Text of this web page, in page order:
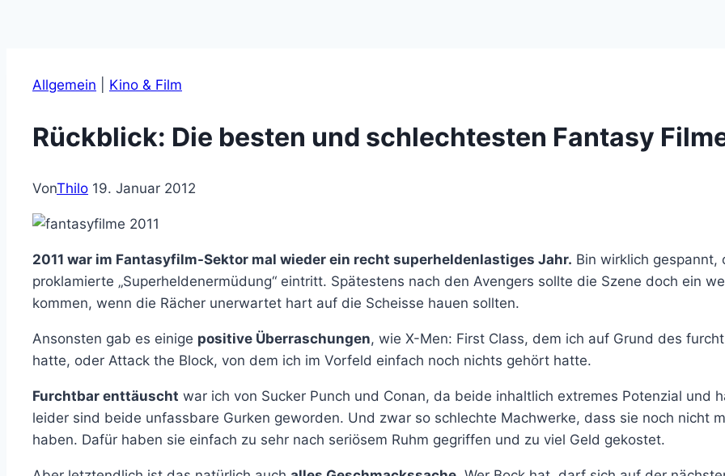
Allgemein Kino & Film
Rückblick: Die besten und schlechtesten Fantasy
VonThilo 19. Januar 2012
2011 war im Fantasyfilm-Sektor mal wieder ein recht superheldenlastiges Jahr. Bin wirklich
proklamierte „Superheldenermüdung“ eintritt. Spätestens nach den Avengers sollte die Szene doch ein
kommen, wenn die Rächer unerwartet hart auf die Scheisse hauen sollten.
Ansonsten gab es einige positive Überraschungen, wie X-Men: First Class, dem ich auf Grund des
hatte, oder Attack the Block, von dem ich im Vorfeld einfach noch nichts gehört hatte.
Furchtbar enttäuscht war ich von Sucker Punch und Conan, da beide inhaltlich extremes Potenzial und
leider sind beide unfassbare Gurken geworden. Und zwar so schlechte Machwerke, dass sie noch nicht
haben. Dafür haben sie einfach zu sehr nach seriösem Ruhm gegriffen und zu viel Geld gekostet.